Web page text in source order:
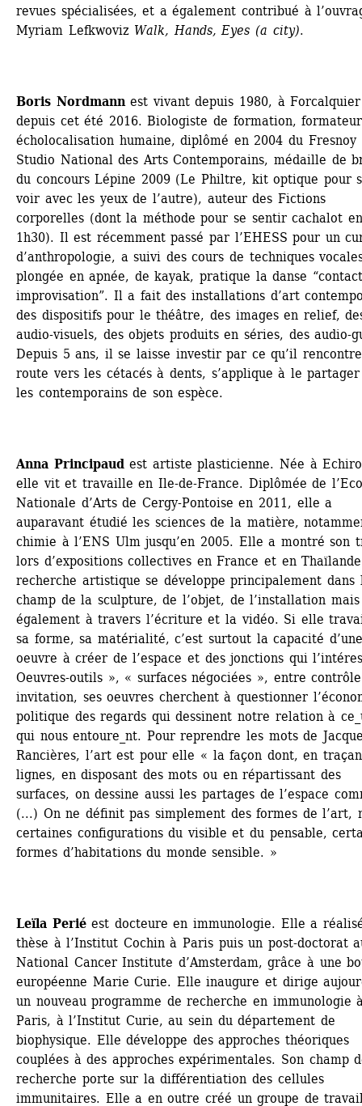
revues spécialisées, et a également contribué à
Myriam Lefkwoviz Walk, Hands, Eyes (a city).
Boris Nordmannest vivant depuis 1980, à Forcalquier
depuis cet été 2016. Biologiste de formation,
écholocalisation humaine, diplômé en 2004 du Fresnoy
Studio National des Arts Contemporains, médaille de
du concours Lépine 2009 (Le Philtre, kit optique pour
voir avec les yeux de l’autre), auteur des Fictions
corporelles (dont la méthode pour se sentir cachalot en
1h30). Il est récemment passé par l’EHESS pour un
d’anthropologie, a suivi des cours de techniques
plongée en apnée, de kayak, pratique la danse “contact
improvisation”. Il a fait des installations d’art
des dispositifs pour le théâtre, des images en relief,
audio-visuels, des objets produits en séries, des audio-
Depuis 5 ans, il se laisse investir par ce qu’il
route vers les cétacés à dents, s’applique à le
les contemporains de son espèce.
Anna Principaudest artiste plasticienne. Née à
elle vit et travaille en Ile-de-France. Diplômée de
Nationale d’Arts de Cergy-Pontoise en 2011, elle a
auparavant étudié les sciences de la matière,
chimie à l’ENS Ulm jusqu’en 2005. Elle a montré son
lors d’expositions collectives en France et en
recherche artistique se développe principalement dans
champ de la sculpture, de l’objet, de l’installation mais
également à travers l’écriture et la vidéo. Si elle
sa forme, sa matérialité, c’est surtout la capacité d’une
oeuvre à créer de l’espace et des jonctions qui
Oeuvres-outils », « surfaces négociées », entre
invitation, ses oeuvres cherchent à questionner
politique des regards qui dessinent notre relation à
qui nous entoure_nt. Pour reprendre les mots de
Rancières, l’art est pour elle « la façon dont, en
lignes, en disposant des mots ou en répartissant des
surfaces, on dessine aussi les partages de l’espace
(...) On ne définit pas simplement des formes de l’art,
certaines configurations du visible et du pensable,
formes d’habitations du monde sensible. »
Leïla Periéest docteure en immunologie. Elle a
thèse à l’Institut Cochin à Paris puis un post-doctorat
National Cancer Institute d’Amsterdam, grâce à une
européenne Marie Curie. Elle inaugure et dirige
un nouveau programme de recherche en immunologie
Paris, à l’Institut Curie, au sein du département de
biophysique. Elle développe des approches théoriques
couplées à des approches expérimentales. Son champ
recherche porte sur la différentiation des cellules
immunitaires. Elle a en outre créé un groupe de